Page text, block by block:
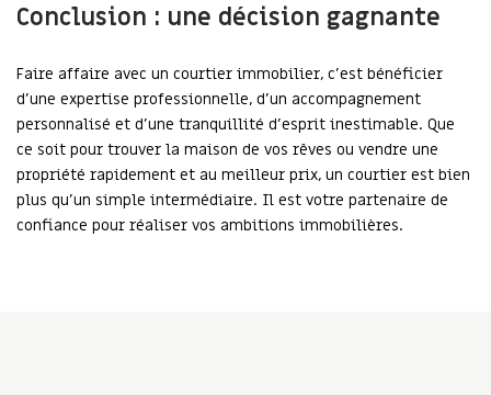
Conclusion : une décision gagnante
Faire affaire avec un courtier immobilier, c’est bénéficier
d’une expertise professionnelle, d’un accompagnement
personnalisé et d’une tranquillité d’esprit inestimable. Que
ce soit pour trouver la maison de vos rêves ou vendre une
propriété rapidement et au meilleur prix, un courtier est bien
plus qu’un simple intermédiaire. Il est votre partenaire de
confiance pour réaliser vos ambitions immobilières.